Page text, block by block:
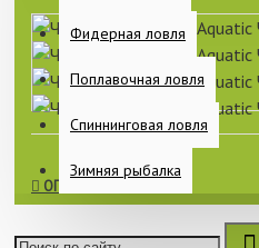
Фидерная ловля
Поплавочная ловля
Спиннинговая ловля
Зимняя рыбалка
ОПИСАНИЕ